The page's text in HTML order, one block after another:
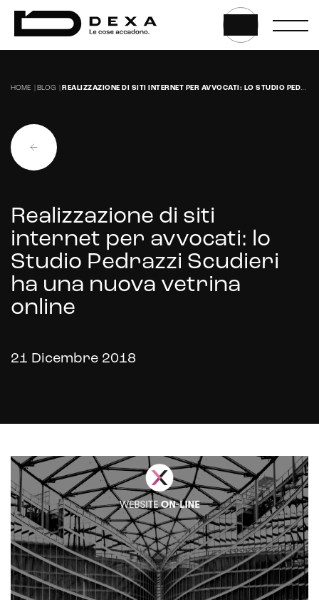
Whistleblowing
Sviluppo CMS personalizzati
UX/UI Design
Gestione hosting e manutenzione di siti web
E-commerce solutions
HOME BLOG REALIZZAZIONE DI SITI INTERNET PER AVVOCATI: LO STUDIO PEDRAZZI SCUDIERI HA UNA NUOVA VETRINA ONLINE
Realizzazione di siti
internet per avvocati: lo
Studio Pedrazzi Scudieri
ha una nuova vetrina
online
21 Dicembre 2018